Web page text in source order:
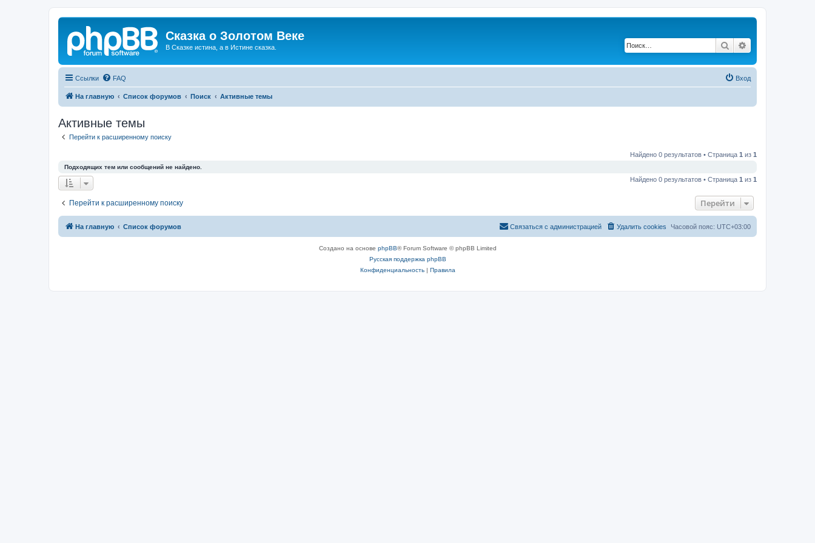
Сказка о Золотом Веке
В Сказке истина, а в Истине сказка. Поиск
Ссылки FAQ Вход
На главную Список форумов Поиск Активные темы
Активные темы
Перейти к расширенному поиску
Найдено 0 результатов • Страница 1 из 1
Подходящих тем или сообщений не найдено.
Найдено 0 результатов • Страница 1 из 1
Перейти к расширенному поиску Перейти
На главную Список форумов Часовой пояс: UTC+03:00
Удалить cookies
Связаться с администрацией
Создано на основе phpBB® Forum Software © phpBB Limited
Русская поддержка phpBB
Конфиденциальность| Правила